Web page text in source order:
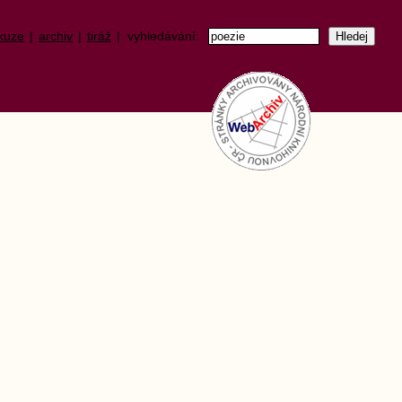
| archiv | tiráž | vyhledávání: